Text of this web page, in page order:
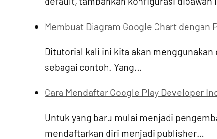
Membuat Diagram Google Chart dengan
Ditutorial kali ini kita akan
sebagai contoh. Yang…
Cara Mendaftar Google Play Developer
Untuk yang baru mulai menjadi
mendaftarkan diri menjadi publisher…